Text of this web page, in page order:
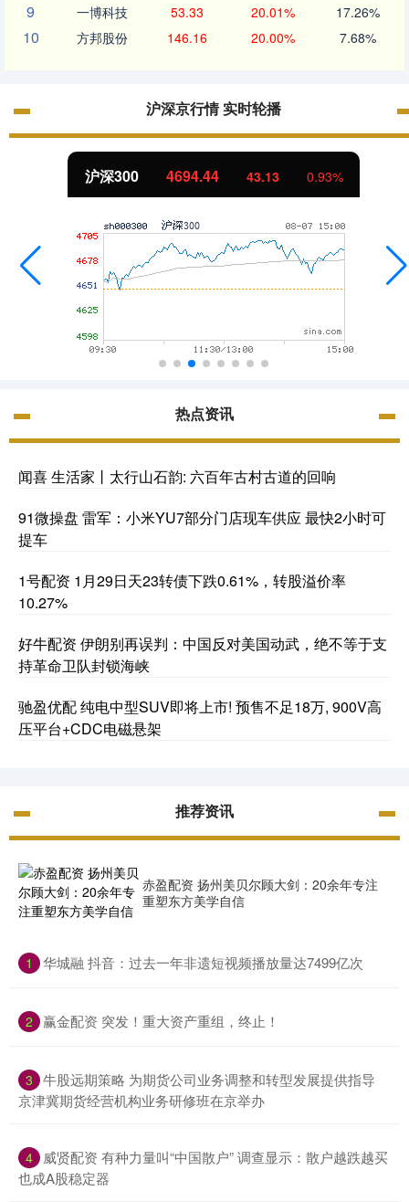
9 一博科技 53.33 20.01% 17.26%
10 方邦股份 146.16 20.00% 7.68%
沪深京行情 实时轮播
北证50 1134.24
热点资讯
闻喜 生活家丨太行山石韵: 六百年古村古道的回响
91微操盘 雷军：小米YU7部分门店现车供应 最快2小时可
提车
1号配资 1月29日天23转债下跌0.61%，转股溢价率
10.27%
好牛配资 伊朗别再误判：中国反对美国动武，绝不等于支
持革命卫队封锁海峡
驰盈优配 纯电中型SUV即将上市! 预售不足18万, 900V高
压平台+CDC电磁悬架
推荐资讯
赤盈配资 扬州美贝尔顾大剑：20余年专注
重塑东方美学自信
1 ​华城融 抖音：过去一年非遗短视频播放量达7499亿次
2 ​赢金配资 突发！重大资产重组，终止！
3 ​牛股远期策略 为期货公司业务调整和转型发展提供指导
京津冀期货经营机构业务研修班在京举办
4
​威贤配资 有种力量叫“中国散户” 调查显示：散户越跌越买
也成A股稳定器